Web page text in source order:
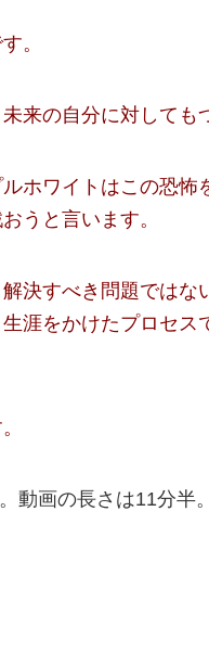
。
来の自分に対しても
ホワイトはこの恐
うと言います。
解決すべき問題では
涯をかけたプロセ
動画の長さは11分半